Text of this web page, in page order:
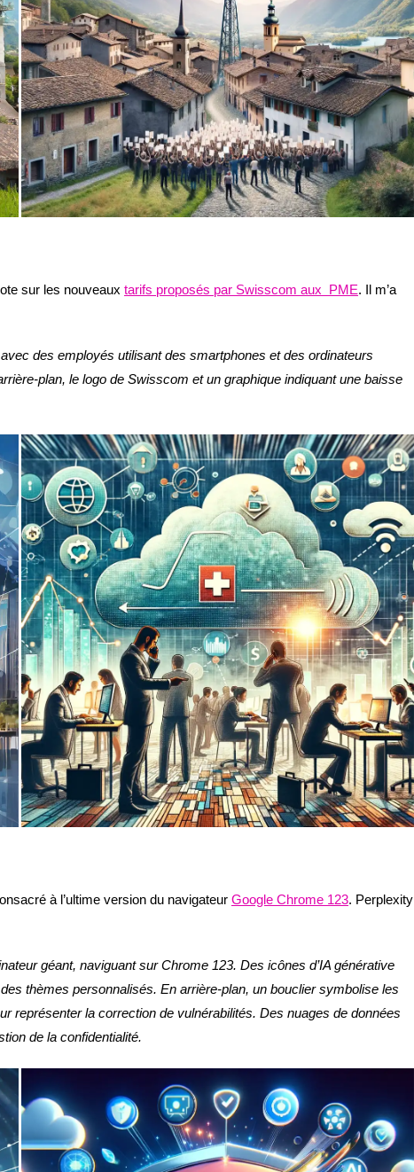
sur les nouveaux tarifs proposés par Swisscom aux PME. Il m’a
des employés utilisant des smartphones et des ordinateurs
plan, le logo de Swisscom et un graphique indiquant une baisse
à l’ultime version du navigateur Google Chrome 123. Perplexity
géant, naviguant sur Chrome 123. Des icônes d’IA générative
thèmes personnalisés. En arrière-plan, un bouclier symbolise les
représenter la correction de vulnérabilités. Des nuages de données
de la confidentialité.